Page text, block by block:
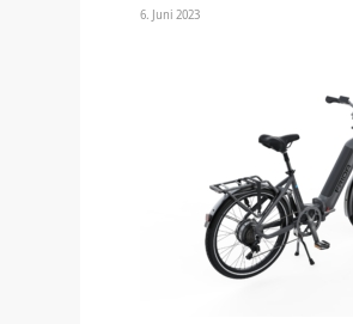
6. Juni 2023